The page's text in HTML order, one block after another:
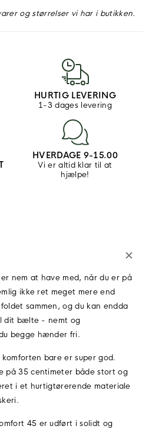
og størrelser vi har i butikken.
HURTIG LEVERING
1-3 dages levering
HVERDAGE 9-15.00
Vi er altid klar til at
hjælpe!
nem at have med, når du er på
ikke ret meget mere end
sammen, og du kan endda
dit bælte - nemt og
begge hænder fri.
bare er super god.
på 35 centimeter både stort og
i et hurtigtørerende materiale
45 er udført i solidt og